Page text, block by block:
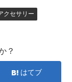
クセサリー
？
はてブ